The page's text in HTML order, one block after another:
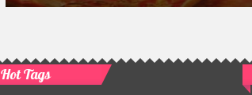
Hot Tags